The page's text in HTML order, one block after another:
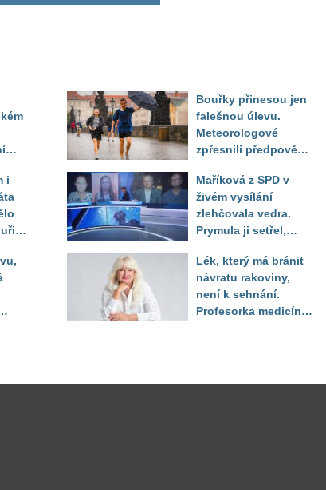
i
Bouřky přinesou jen
falešnou úlevu.
Meteorologové
zpřesnili předpověď
horkého počasí
Maříková z SPD v
živém vysílání
zlehčovala vedra.
Prymula ji setřel,
číslo
Lék, který má bránit
návratu rakoviny,
není k sehnání.
Profesorka medicíny